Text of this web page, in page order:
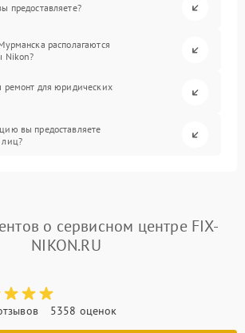
предоставляете?
располагаются
Nikon?
ремонт для юридических
вы предоставляете
о сервисном центре FIX-
NIKON.RU
5358 оценок